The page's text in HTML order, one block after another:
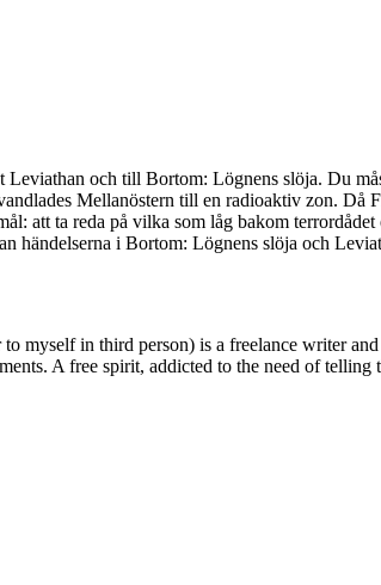
Leviathan och till Bortom: Lögnens slöja. Du
Mellanöstern till en radioaktiv zon. Då
att ta reda på vilka som låg bakom
händelserna i Bortom: Lögnens slöja och
myself in third person) is a freelance writer
A free spirit, addicted to the need of telling